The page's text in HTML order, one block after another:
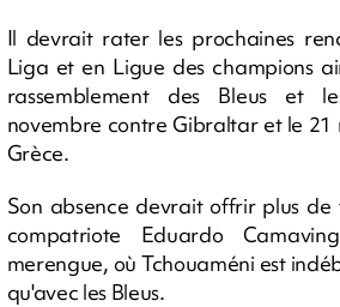
Il devrait rater les prochaines
Liga et en Ligue des champions
rassemblement des Bleus et
novembre contre Gibraltar et le
Grèce.
Son absence devrait offrir plus de
compatriote Eduardo
merengue, où Tchouaméni est
qu'avec les Bleus.